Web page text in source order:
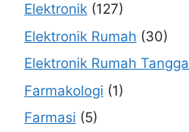
Elektronik (127)
Elektronik Rumah (30)
Elektronik Rumah Tangga
Farmakologi (1)
Farmasi (5)